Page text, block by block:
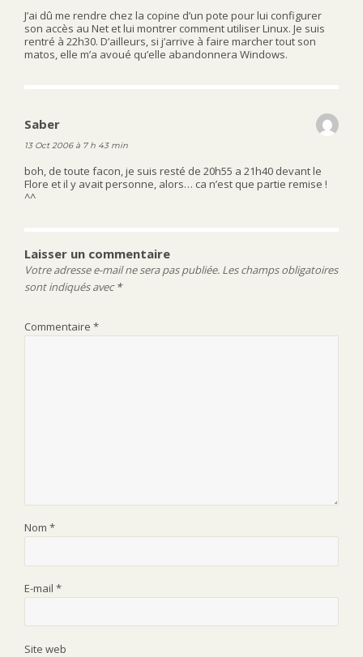
J’ai dû me rendre chez la copine d’un pote pour lui configurer
son accès au Net et lui montrer comment utiliser Linux. Je suis
rentré à 22h30. D’ailleurs, si j’arrive à faire marcher tout son
matos, elle m’a avoué qu’elle abandonnera Windows.
Saber
13 Oct 2006 à 7 h 43 min
boh, de toute facon, je suis resté de 20h55 a 21h40 devant le
Flore et il y avait personne, alors… ca n’est que partie remise !
^^
Laisser un commentaire
Votre adresse e-mail ne sera pas publiée. Les champs obligatoires
sont indiqués avec*
Commentaire *
Nom *
E-mail *
Site web